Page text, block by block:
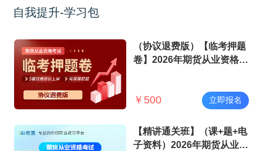
自我提升-学习包
（协议退费版）【临考押题
卷】2026年期货从业资格考
￥ 500 立即报名
【精讲通关班】（课+题+电
子资料）2026年期货从业资